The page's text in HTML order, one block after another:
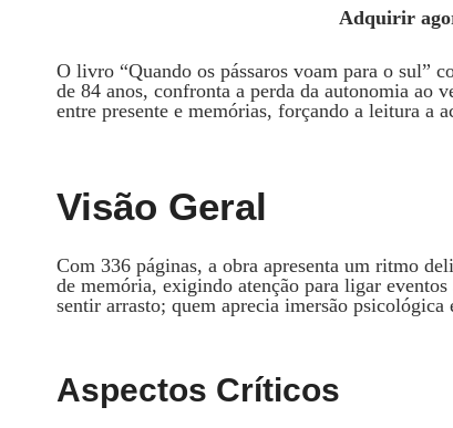
Adquirir
O livro “Quando os pássaros voam para o sul”
de 84 anos, confronta a perda da autonomia ao
entre presente e memórias, forçando a leitura a
Visão Geral
Com 336 páginas, a obra apresenta um ritmo
de memória, exigindo atenção para ligar
sentir arrasto; quem aprecia imersão
Aspectos Críticos